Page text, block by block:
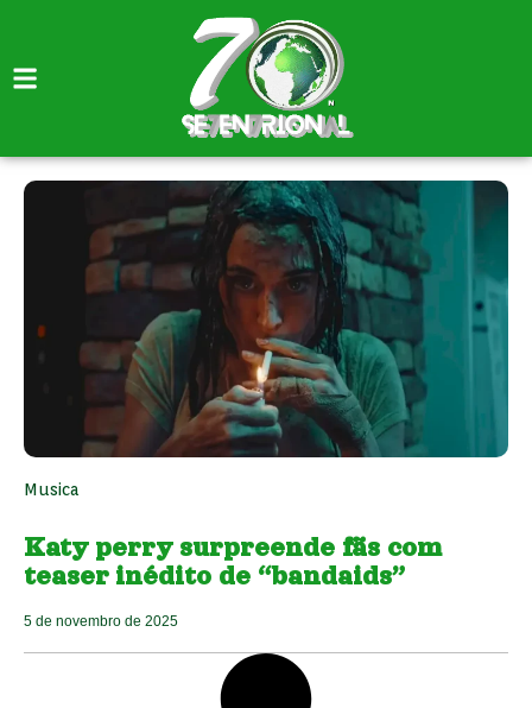
Musica
Katy perry surpreende fãs com
teaser inédito de “bandaids”
5 de novembro de 2025